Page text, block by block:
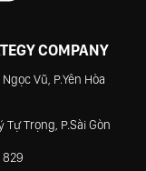
COMPANY
Vũ, P.Yên Hòa
Tự Trọng, P.Sài Gòn